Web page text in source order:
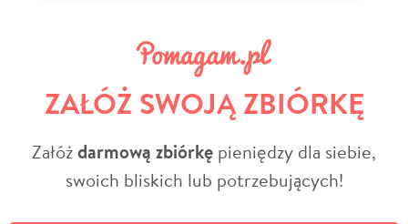
ZAŁÓŻ SWOJĄ ZBIÓRKĘ
Załóżdarmową zbiórkę pieniędzy dla siebie,
swoich bliskich lub potrzebujących!